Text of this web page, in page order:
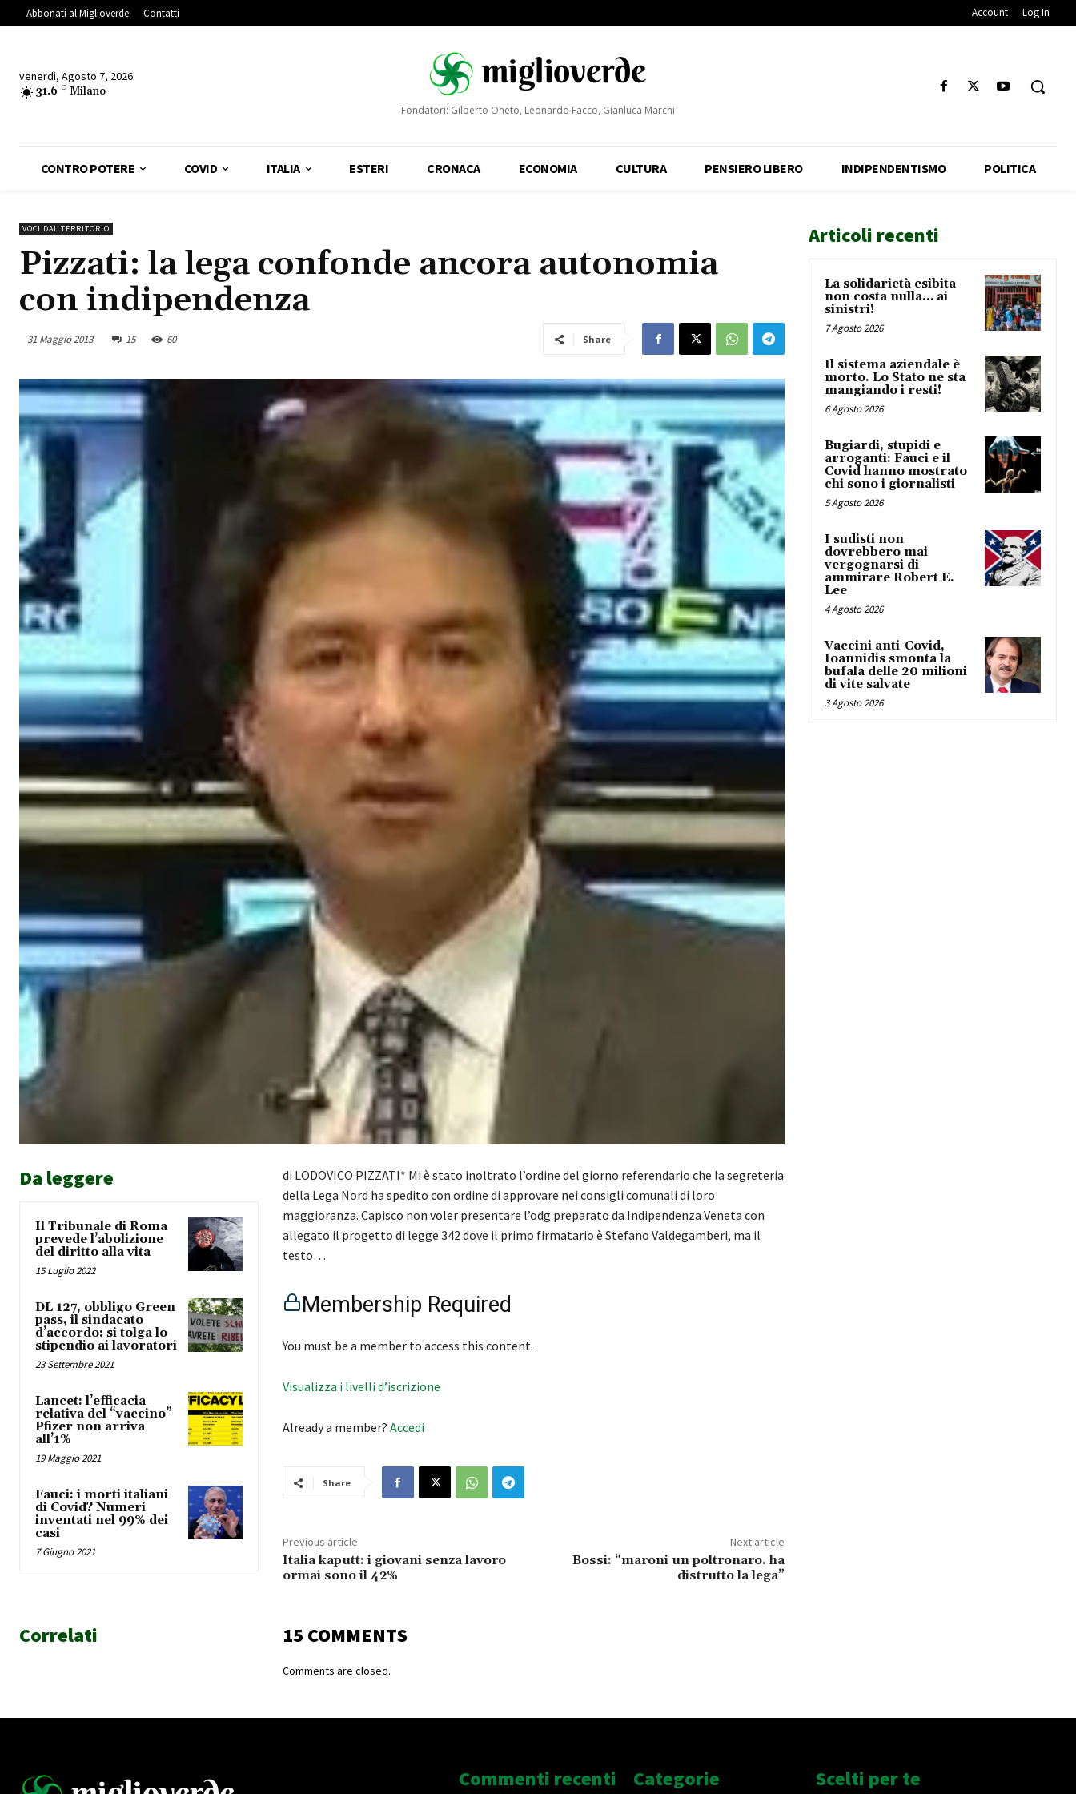
Abbonati al Miglioverde Contatti Account Log In
venerdì, Agosto 7, 2026
31.6 C Milano
Fondatori: Gilberto Oneto, Leonardo Facco, Gianluca Marchi
CONTRO POTERE COVID ITALIA ESTERI CRONACA ECONOMIA CULTURA PENSIERO LIBERO INDIPENDENTISMO POLITICA
VOCI DAL TERRITORIO
Pizzati: la lega confonde ancora autonomia
con indipendenza
31 Maggio 2013 15 60 Share
Da leggere
Il Tribunale di Roma
prevede l’abolizione
del diritto alla vita
15 Luglio 2022
DL 127, obbligo Green
pass, il sindacato
d’accordo: si tolga lo
stipendio ai lavoratori
23 Settembre 2021
Lancet: l’efficacia
relativa del “vaccino”
Pfizer non arriva
all’1%
19 Maggio 2021
Fauci: i morti italiani
di Covid? Numeri
inventati nel 99% dei
casi
7 Giugno 2021
di LODOVICO PIZZATI* Mi è stato inoltrato l’ordine del giorno referendario che la segreteria
della Lega Nord ha spedito con ordine di approvare nei consigli comunali di loro
maggioranza. Capisco non voler presentare l’odg preparato da Indipendenza Veneta con
allegato il progetto di legge 342 dove il primo firmatario è Stefano Valdegamberi, ma il
testo…
Membership Required
You must be a member to access this content.
Visualizza i livelli d’iscrizione
Already a member? Accedi
Share
Previous article
Italia kaputt: i giovani senza lavoro
ormai sono il 42%
Next article
Bossi: “maroni un poltronaro. ha
distrutto la lega”
Correlati 15 COMMENTS
Comments are closed.
Articoli recenti
La solidarietà esibita
non costa nulla… ai
sinistri!
7 Agosto 2026
Il sistema aziendale è
morto. Lo Stato ne sta
mangiando i resti!
6 Agosto 2026
Bugiardi, stupidi e
arroganti: Fauci e il
Covid hanno mostrato
chi sono i giornalisti
5 Agosto 2026
I sudisti non
dovrebbero mai
vergognarsi di
ammirare Robert E.
Lee
4 Agosto 2026
Vaccini anti-Covid,
Ioannidis smonta la
bufala delle 20 milioni
di vite salvate
3 Agosto 2026
Commenti recenti
Categorie
Scelti per te